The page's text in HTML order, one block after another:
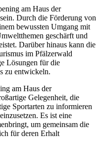
am Haus der
Durch die Förderung von
bewussten Umgang mit
geschärft und
Darüber hinaus kann die
im Pfälzerwald
Lösungen für die
zu entwickeln.
am Haus der
Gelegenheit, die
Sportarten zu informieren
Es ist eine
um gemeinsam die
für deren Erhalt